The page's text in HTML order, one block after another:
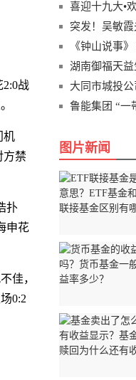
战
机
方禁
扑
申花
佳，
0:2
喜迎十九大•
突发！吴敏
《钟山说事
湖南御福天
大同市城投
鲁能集团 “一
图片新闻